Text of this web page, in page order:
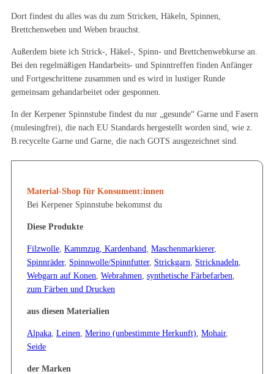
Dort findest du alles was du zum Stricken, Häkeln, Spinnen,
Brettchenweben und Weben brauchst.
Außerdem biete ich Strick-, Häkel-, Spinn- und Brettchenwebkurse an.
Bei den regelmäßigen Handarbeits- und Spinntreffen finden Anfänger
und Fortgeschrittene zusammen und es wird in lustiger Runde
gemeinsam gehandarbeitet oder gesponnen.
In der Kerpener Spinnstube findest du nur „gesunde“ Garne und Fasern
(mulesingfrei), die nach EU Standards hergestellt worden sind, wie z.
B.recycelte Garne und Garne, die nach GOTS ausgezeichnet sind.
Material-Shop für Konsument:innen
Bei Kerpener Spinnstube bekommst du
Diese Produkte
Filzwolle, Kammzug, Kardenband, Maschenmarkierer,
Spinnräder, Spinnwolle/Spinnfutter, Strickgarn, Stricknadeln,
Webgarn auf Konen, Webrahmen, synthetische Färbefarben,
zum Färben und Drucken
aus diesen Materialien
Alpaka, Leinen, Merino (unbestimmte Herkunft), Mohair,
Seide
der Marken